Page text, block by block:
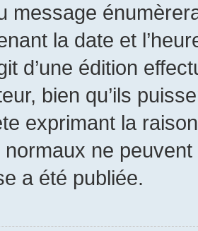
message
la date et
d’une édition
bien qu’ils
exprimant la
normaux ne
a été publiée.